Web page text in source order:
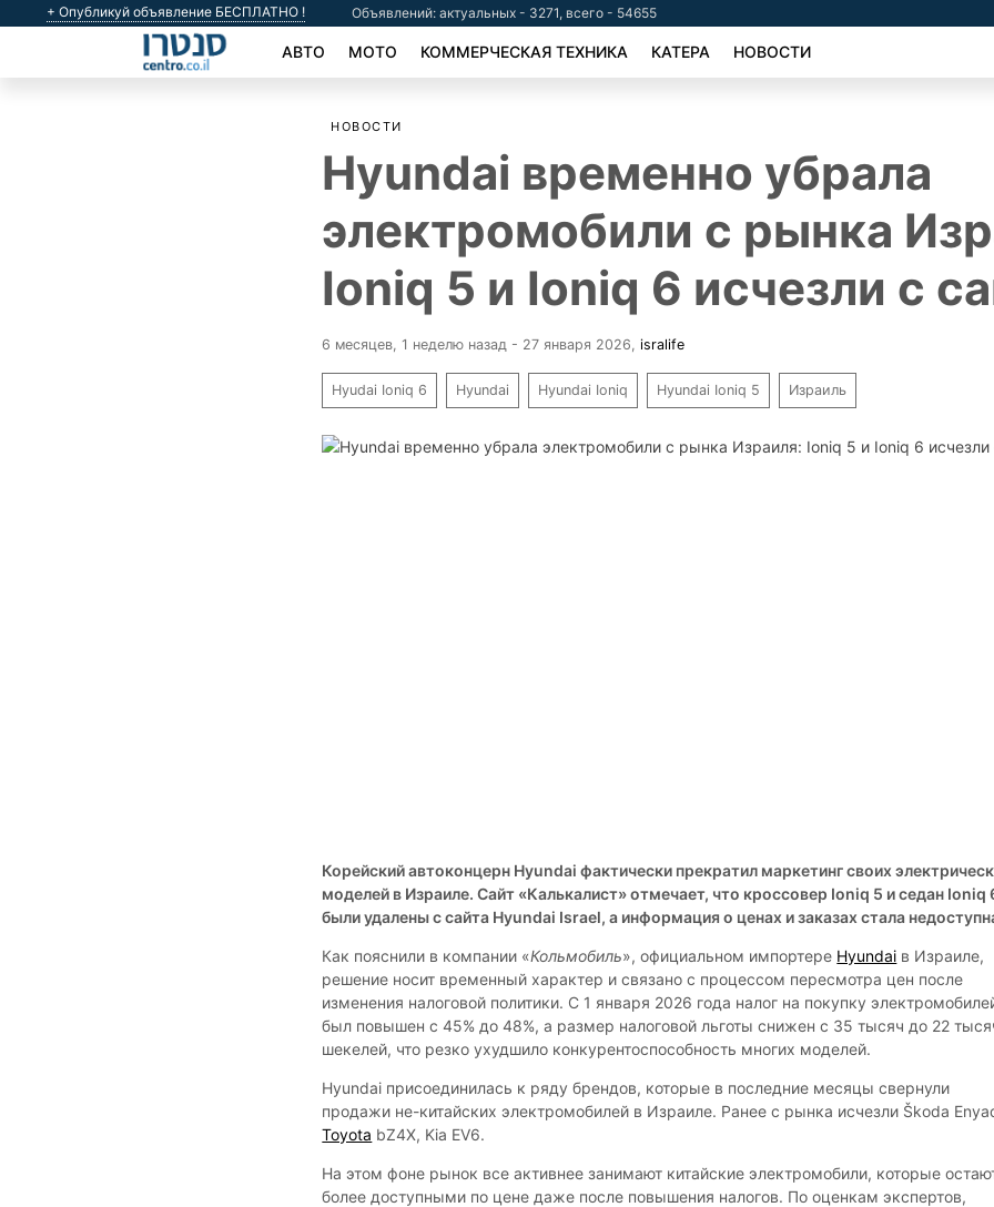
+ Опубликуй объявление БЕСПЛАТНО ! Объявлений: актуальных - 3271, всего - 54655
АВТО МОТО КОММЕРЧЕСКАЯ ТЕХНИКА КАТЕРА НОВОСТИ
НОВОСТИ
Hyundai временно убрала
электромобили с рынка
Ioniq 5 и Ioniq 6 исчезли с
6 месяцев, 1 неделю назад - 27 января 2026 ,isralife
Hyudai Ioniq 6 Hyundai Hyundai Ioniq Hyundai Ioniq 5 Израиль
Корейский автоконцерн Hyundai фактически прекратил маркетинг своих
моделей в Израиле. Сайт «Калькалист» отмечает, что кроссовер Ioniq 5 и седан Ioniq
были удалены с сайта Hyundai Israel, а информация о ценах и заказах стала
Как пояснили в компании «Кольмобиль», официальном импортере Hyundai в Израиле,
решение носит временный характер и связано с процессом пересмотра цен после
изменения налоговой политики. С 1 января 2026 года налог на покупку
был повышен с 45% до 48%, а размер налоговой льготы снижен с 35 тысяч до 22
шекелей, что резко ухудшило конкурентоспособность многих моделей.
Hyundai присоединилась к ряду брендов, которые в последние месяцы свернули
продажи не-китайских электромобилей в Израиле. Ранее с рынка исчезли Škoda
Toyota bZ4X, Kia EV6.
На этом фоне рынок все активнее занимают китайские электромобили, которые
более доступными по цене даже после повышения налогов. По оценкам экспертов,